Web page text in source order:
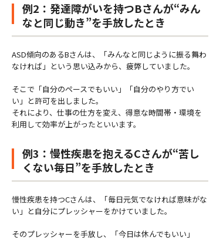
例2：発達障がいを持つBさんが“みん
なと同じ動き”を手放したとき
ASD傾向のあるBさんは、「みんなと同じように振る舞わ
なければ」という思い込みから、疲弊していました。
そこで「自分のペースでもいい」「自分のやり方でい
い」と許可を出しました。
それにより、仕事の仕方を変え、得意な時間帯・環境を
利用して効率が上がったといいます。
例3：慢性疾患を抱えるCさんが“苦し
くない毎日”を手放したとき
慢性疾患を持つCさんは、「毎日元気でなければ意味がな
い」と自分にプレッシャーをかけていました。
そのプレッシャーを手放し、「今日は休んでもいい」